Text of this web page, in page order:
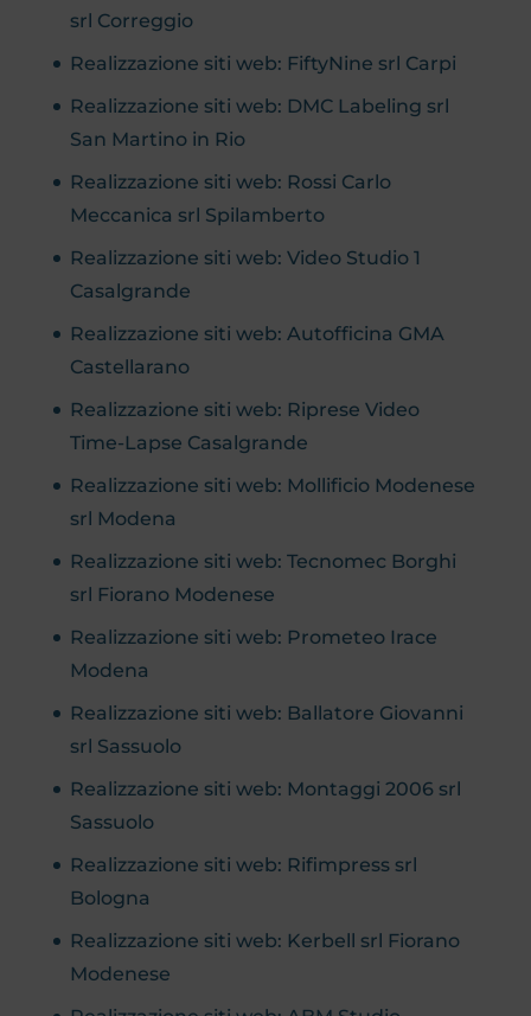
srl Correggio
Realizzazione siti web: FiftyNine srl Carpi
Realizzazione siti web: DMC Labeling srl
San Martino in Rio
Realizzazione siti web: Rossi Carlo
Meccanica srl Spilamberto
Realizzazione siti web: Video Studio 1
Casalgrande
Realizzazione siti web: Autofficina GMA
Castellarano
Realizzazione siti web: Riprese Video
Time-Lapse Casalgrande
Realizzazione siti web: Mollificio Modenese
srl Modena
Realizzazione siti web: Tecnomec Borghi
srl Fiorano Modenese
Realizzazione siti web: Prometeo Irace
Modena
Realizzazione siti web: Ballatore Giovanni
srl Sassuolo
Realizzazione siti web: Montaggi 2006 srl
Sassuolo
Realizzazione siti web: Rifimpress srl
Bologna
Realizzazione siti web: Kerbell srl Fiorano
Modenese